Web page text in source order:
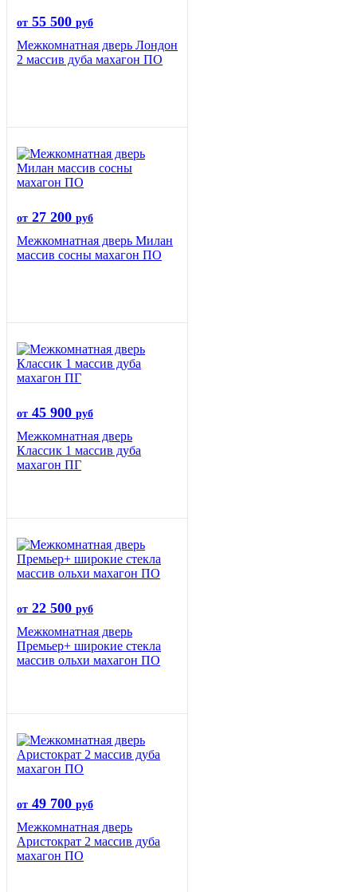
от 55 500 руб
Межкомнатная дверь Лондон
2 массив дуба махагон ПО
от 27 200 руб
Межкомнатная дверь Милан
массив сосны махагон ПО
от 45 900 руб
Межкомнатная дверь
Классик 1 массив дуба
махагон ПГ
от 22 500 руб
Межкомнатная дверь
Премьер+ широкие стекла
массив ольхи махагон ПО
от 49 700 руб
Межкомнатная дверь
Аристократ 2 массив дуба
махагон ПО